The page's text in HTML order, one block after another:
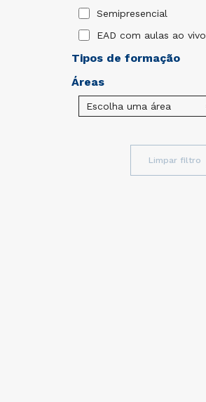
Semipresencial
EAD com aulas ao vivo
Tipos de formação
Áreas
Limpar filtro